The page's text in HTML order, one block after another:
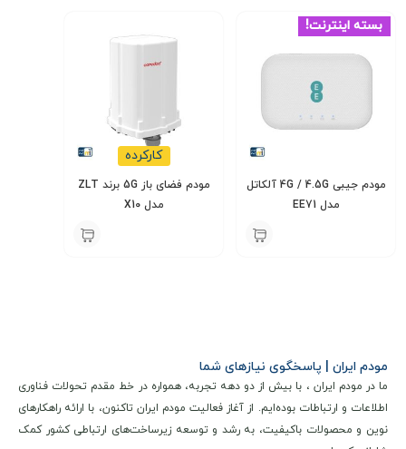
باشید، حتی در شرایطی که به برق و باتری دسترسی ندارید. این
مودم با طراحی منحصر به‌فرد و عملکرد قابل‌اعتماد، تجربه‌ای راحت و
سریع از اینترنت به شما می‌دهد.
بسته اینترنت!
مودم جیبی 4G / 4.5G آلکاتل
مدل EE71
کارکرده
مودم فضای باز 5G برند ZLT
مدل X10
مودم ایران | پاسخگوی نیازهای شما
ما در مودم ایران ، با بیش از دو دهه تجربه، همواره در خط مقدم تحولات فناوری
اطلاعات و ارتباطات بوده‌ایم. از آغاز فعالیت مودم ایران تاکنون، با ارائه راهکارهای
نوین و محصولات باکیفیت، به رشد و توسعه زیرساخت‌های ارتباطی کشور کمک